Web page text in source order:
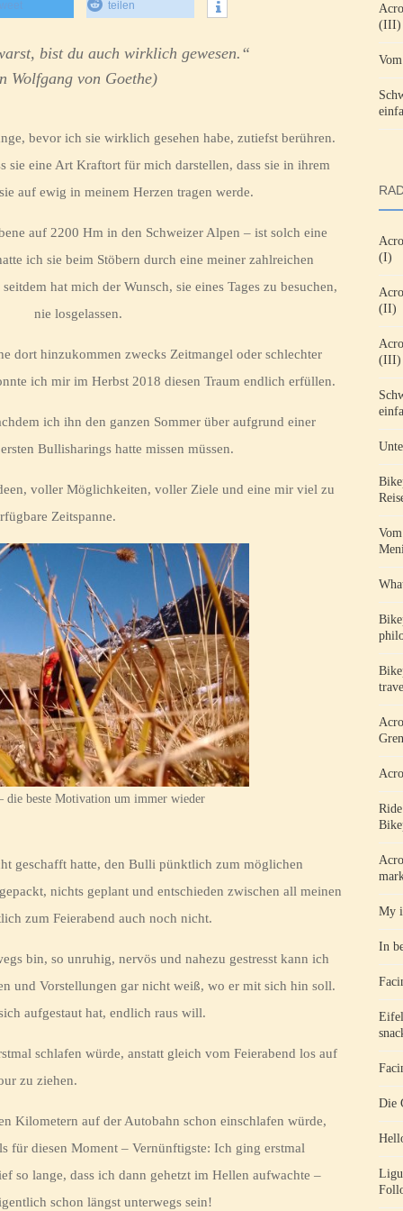
teilen
bist du auch wirklich gewesen.“
Wolfgang von Goethe)
bevor ich sie wirklich gesehen habe, zutiefst berühren.
eine Art Kraftort für mich darstellen, dass sie in ihrem
auf ewig in meinem Herzen tragen werde.
auf 2200 Hm in den Schweizer Alpen – ist solch eine
ich sie beim Stöbern durch eine meiner zahlreichen
hat mich der Wunsch, sie eines Tages zu besuchen,
nie losgelassen.
dort hinzukommen zwecks Zeitmangel oder schlechter
ich mir im Herbst 2018 diesen Traum endlich erfüllen.
ich ihn den ganzen Sommer über aufgrund einer
Bullisharings hatte missen müssen.
voller Möglichkeiten, voller Ziele und eine mir viel zu
Zeitspanne.
die beste Motivation um immer wieder
geschafft hatte, den Bulli pünktlich zum möglichen
nichts geplant und entschieden zwischen all meinen
zum Feierabend auch noch nicht.
bin, so unruhig, nervös und nahezu gestresst kann ich
und Vorstellungen gar nicht weiß, wo er mit sich hin soll.
aufgestaut hat, endlich raus will.
schlafen würde, anstatt gleich vom Feierabend los auf
zu ziehen.
Kilometern auf der Autobahn schon einschlafen würde,
für diesen Moment – Vernünftigste: Ich ging erstmal
so lange, dass ich dann gehetzt im Hellen aufwachte –
schon längst unterwegs sein!
(III)
(I)
(II)
(III)
My
In
Die